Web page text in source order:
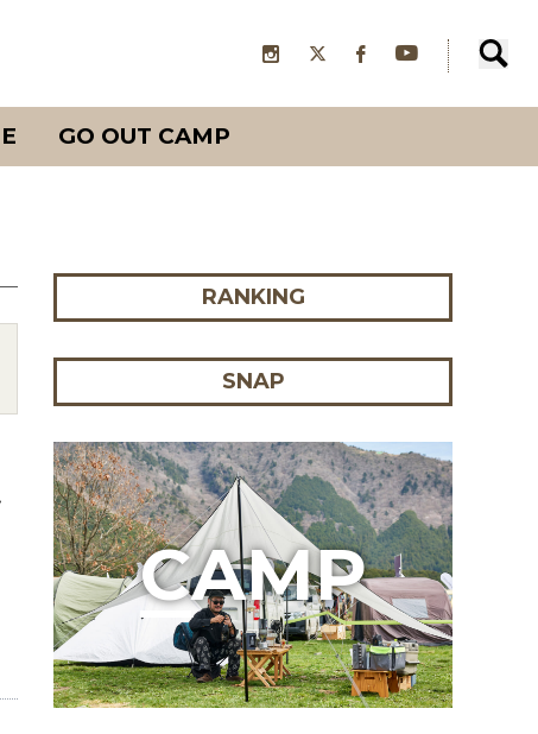
GO OUT CAMP
RANKING
SNAP
CAMP